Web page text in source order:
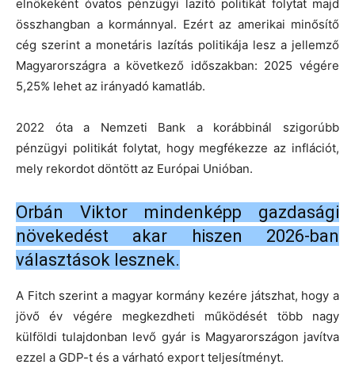
elnökeként óvatos pénzügyi lazító politikát folytat majd
összhangban a kormánnyal. Ezért az amerikai minősítő
cég szerint a monetáris lazítás politikája lesz a jellemző
Magyarországra a következő időszakban: 2025 végére
5,25% lehet az irányadó kamatláb.
2022 óta a Nemzeti Bank a korábbinál szigorúbb
pénzügyi politikát folytat, hogy megfékezze az inflációt,
mely rekordot döntött az Európai Unióban.
Orbán Viktor mindenképp gazdasági
növekedést akar hiszen 2026-ban
választások lesznek.
A Fitch szerint a magyar kormány kezére játszhat, hogy a
jövő év végére megkezdheti működését több nagy
külföldi tulajdonban levő gyár is Magyarországon javítva
ezzel a GDP-t és a várható export teljesítményt.